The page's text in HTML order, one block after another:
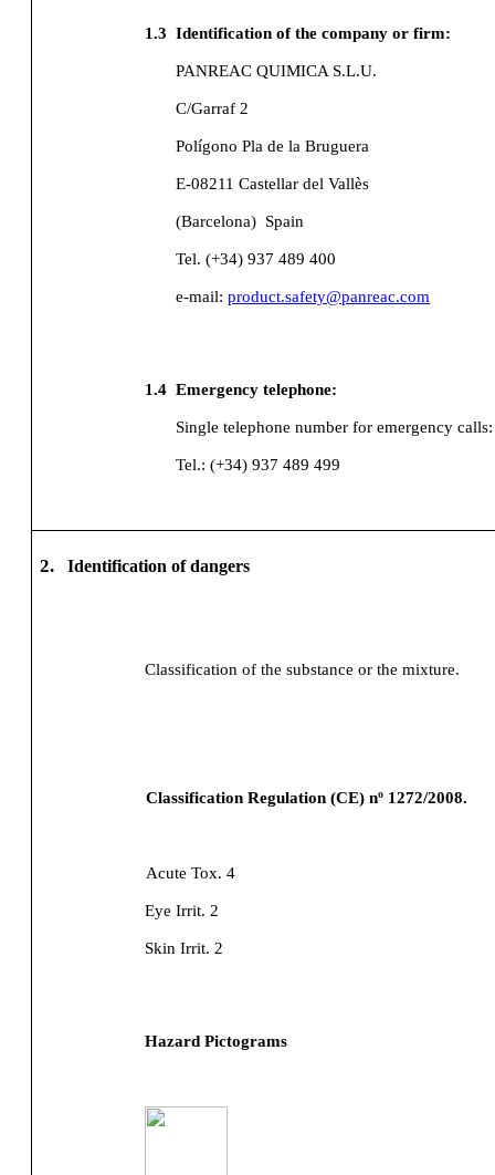
1.3 Identification of the company or firm:
PANREAC QUIMICA S.L.U.
C/Garraf 2
Polígono Pla de la Bruguera
E-08211 Castellar del Vallès
(Barcelona) Spain
Tel. (+34) 937 489 400
e-mail:product.safety@panreac.com
1.4 Emergency telephone:
Single telephone number for emergency
Tel.: (+34) 937 489 499
2. Identification of dangers
Classification of the substance or the mixture.
Classification Regulation (CE) nº 1272/2008.
Acute Tox. 4
Eye Irrit. 2
Skin Irrit. 2
Hazard Pictograms